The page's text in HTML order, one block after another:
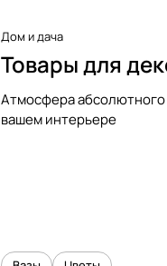
Дом и дача
Товары для
Атмосфера абсолютного
вашем интерьере